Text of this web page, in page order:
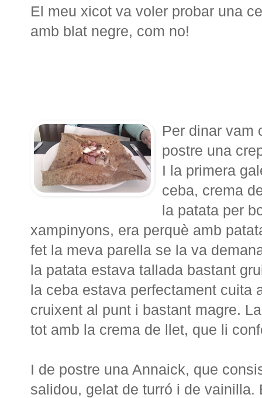
El meu xicot va voler probar una
amb blat negre, com no!
Per dinar vam
postre una
I la primera
ceba, crema
la patata per
xampinyons, era perquè amb
fet la meva parella se la va
la patata estava tallada bastant
la ceba estava perfectament cuita
cruixent al punt i bastant magre.
tot amb la crema de llet, que li
I de postre una Annaick, que
salidou, gelat de turró i de vainilla.